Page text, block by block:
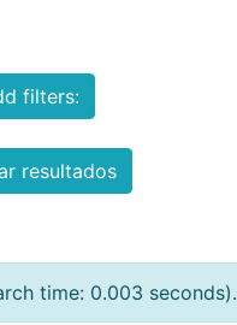
filters:
resultados
time: 0.003 seconds).